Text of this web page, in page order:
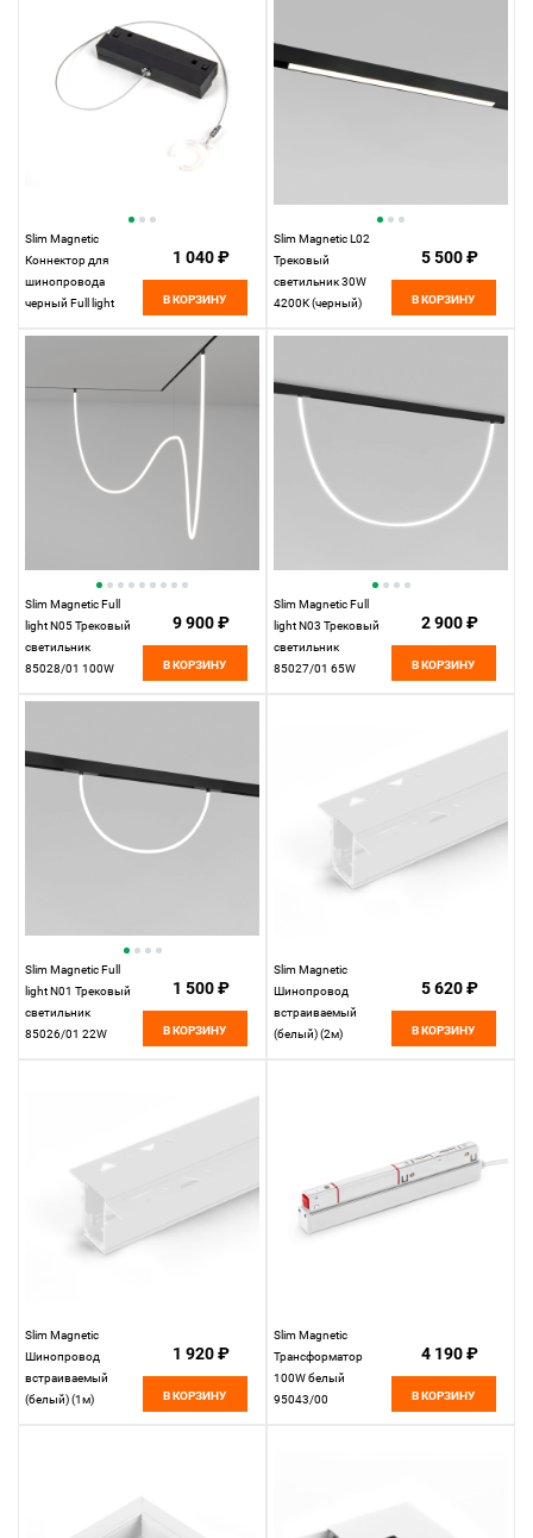
Slim Magnetic
Коннектор для
шинопровода
черный Full light
1 040 ₽
В КОРЗИНУ
Slim Magnetic L02
Трековый
светильник 30W
4200K (черный)
5 500 ₽
В КОРЗИНУ
Slim Magnetic Full
light N05 Трековый
светильник
85028/01 100W
9 900 ₽
В КОРЗИНУ
Slim Magnetic Full
light N03 Трековый
светильник
85027/01 65W
2 900 ₽
В КОРЗИНУ
Slim Magnetic Full
light N01 Трековый
светильник
85026/01 22W
1 500 ₽
В КОРЗИНУ
Slim Magnetic
Шинопровод
встраиваемый
(белый) (2м)
5 620 ₽
В КОРЗИНУ
Slim Magnetic
Шинопровод
встраиваемый
(белый) (1м)
1 920 ₽
В КОРЗИНУ
Slim Magnetic
Трансформатор
100W белый
95043/00
4 190 ₽
В КОРЗИНУ